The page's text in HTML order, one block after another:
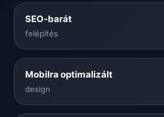
SEO-barát
felépítés
Mobilra optimalizált
design